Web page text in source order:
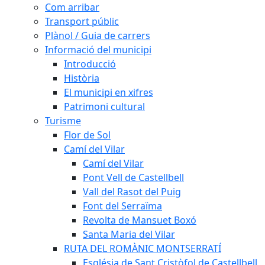
Com arribar
Transport públic
Plànol / Guia de carrers
Informació del municipi
Introducció
Història
El municipi en xifres
Patrimoni cultural
Turisme
Flor de Sol
Camí del Vilar
Camí del Vilar
Pont Vell de Castellbell
Vall del Rasot del Puig
Font del Serraïma
Revolta de Mansuet Boxó
Santa Maria del Vilar
RUTA DEL ROMÀNIC MONTSERRATÍ